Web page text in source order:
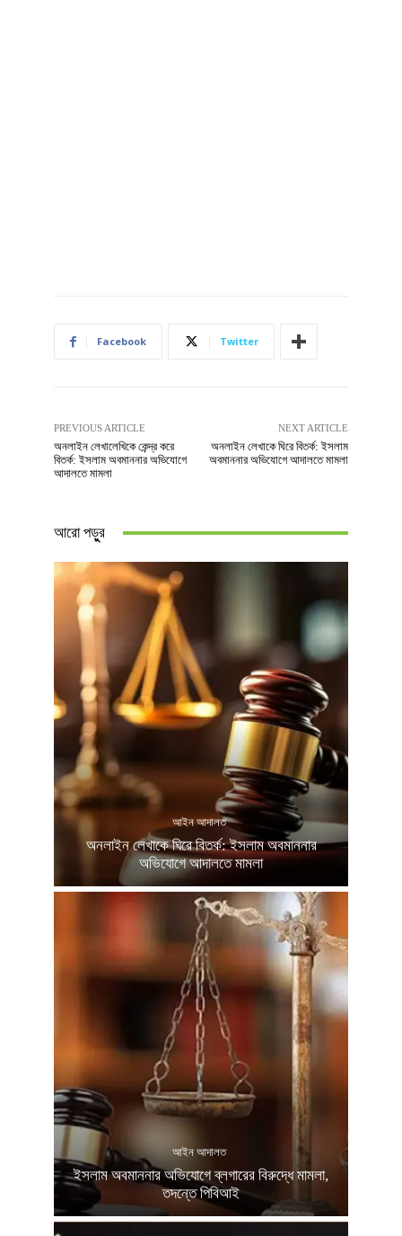
Facebook Twitter
PREVIOUS ARTICLE
অনলাইন লেখালেখিকে কেন্দ্র করে
বিতর্ক: ইসলাম অবমাননার অভিযোগে
আদালতে মামলা
NEXT ARTICLE
অনলাইন লেখাকে ঘিরে বিতর্ক: ইসলাম
অবমাননার অভিযোগে আদালতে মামলা
আরো পড়ুুর
আইন আদালত
অনলাইন লেখাকে ঘিরে বিতর্ক: ইসলাম অবমাননার
অভিযোগে আদালতে মামলা
আইন আদালত
ইসলাম অবমাননার অভিযোগে ব্লগারের বিরুদ্ধে মামলা,
তদন্তে পিবিআই